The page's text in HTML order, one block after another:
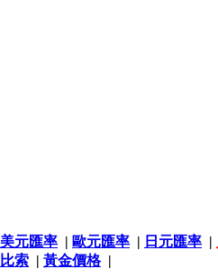
美元匯率 | 歐元匯率 | 日元匯率 |
比索 | 黃金價格|